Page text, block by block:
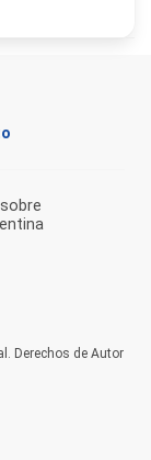
Derechos de Autor